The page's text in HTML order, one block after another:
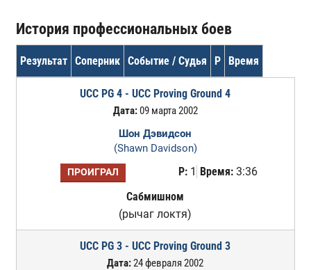
История профессиональных боев
Результат Соперник Событие / Судья Р Время
UCC PG 4 - UCC Proving Ground 4
Дата:09 марта 2002
Шон Дэвидсон
(Shawn Davidson)
ПРОИГРАЛ Р:1 Время:3:36
Сабмишном
(рычаг локтя)
UCC PG 3 - UCC Proving Ground 3
Дата:24 февраля 2002